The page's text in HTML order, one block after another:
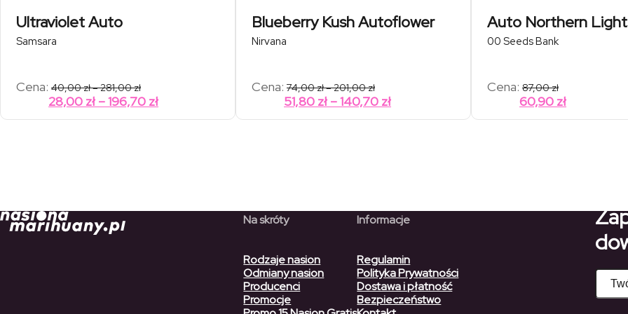
Ultraviolet Auto
Samsara
Cena: 40,00zł–281,00złZakres
cen:
od
40,00 zł
28,00 zł –196,70 złZakres
cen:
Blueberry Kush Autoflower
Nirvana
Cena: 74,00zł–201,00złZakres
cen:
od
74,00 zł
51,80 zł –140,70 złZakres
cen:
Auto Northern
00 Seeds Bank
Cena: 87,00zł
60,90 zł
Na skróty
Rodzaje nasion
Odmiany nasion
Producenci
Promocje
Informacje
Regulamin
Polityka Prywatności
Dostawa i płatność
Bezpieczeństwo